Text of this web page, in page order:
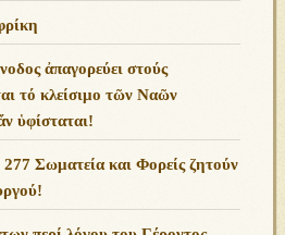
ἀπαγορεύει στούς
τό κλείσιμο τῶν Ναῶν
ὑφίσταται!
277 Σωματεία και Φορείς ζητούν